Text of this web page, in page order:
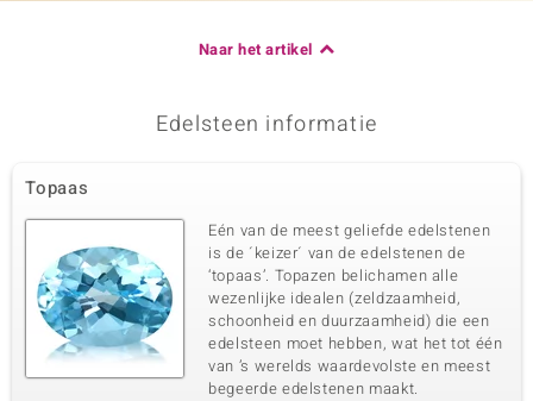
Naar het artikel
Edelsteen informatie
Topaas
Eén van de meest geliefde edelstenen
is de ´keizer´ van de edelstenen de
‘topaas’. Topazen belichamen alle
wezenlijke idealen (zeldzaamheid,
schoonheid en duurzaamheid) die een
edelsteen moet hebben, wat het tot één
van ’s werelds waardevolste en meest
begeerde edelstenen maakt.